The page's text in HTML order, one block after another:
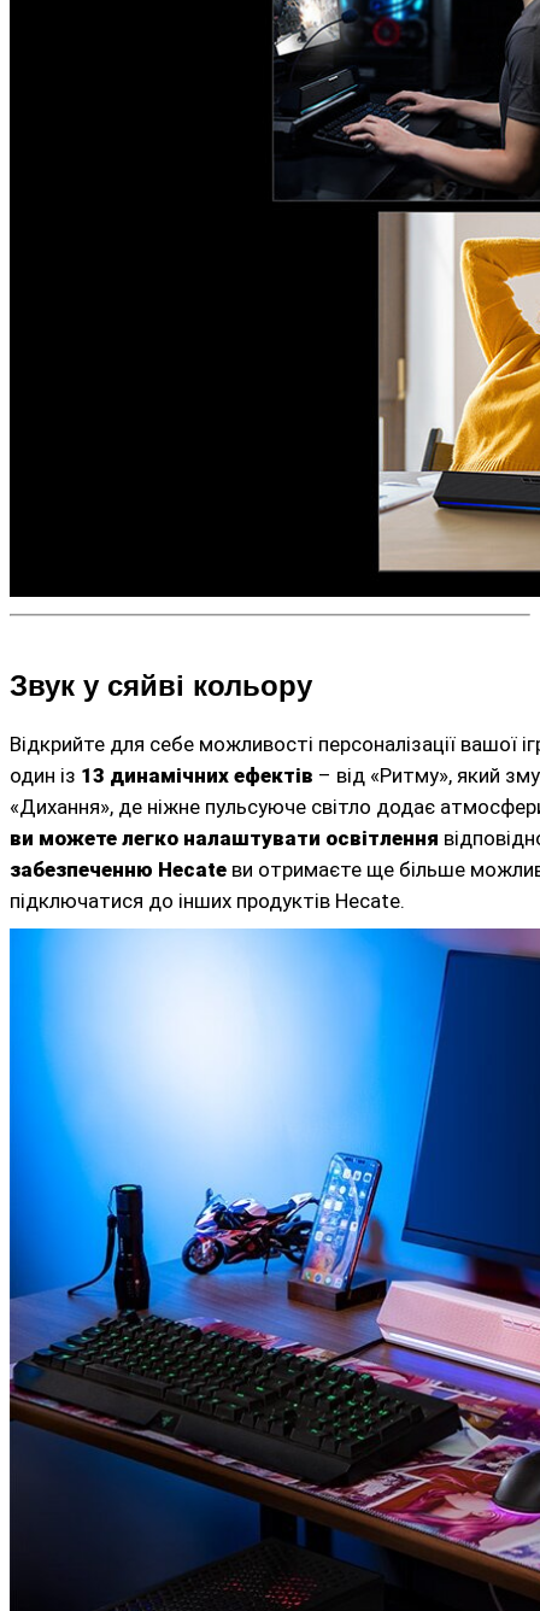
Звук у сяйві кольору
Відкрийте для себе можливості персоналізації вашої
один із 13 динамічних ефектів – від «Ритму», який
«Дихання», де ніжне пульсуюче світло додає
ви можете легко налаштувати освітлення
забезпеченню Hecate ви отримаєте ще більше
підключатися до інших продуктів Hecate.